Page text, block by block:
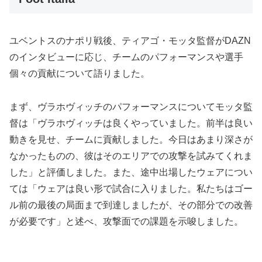
ユベントスのナポリ戦後、ティアゴ・モッタ監督がDAZN
のインタビューに応じ、チームのパフォーマンスや選手
個々の貢献について語りました。
まず、ヴラホヴィッチのパフォーマンスについてモッタ監
督は「ヴラホヴィッチは良くやっていました。前半は良い
動きを見せ、チームに貢献しました。今日はあまり深さが
なかったものの、彼はそのエリアでの攻撃を試みてくれま
した」と評価しました。また、途中出場したウェアについ
ては「ウェアは良い形で試合に入りました。私たちはゴー
ル前の最後の局面まで到達しましたが、その部分での改善
が必要です」と述べ、攻撃面での課題を示唆しました。